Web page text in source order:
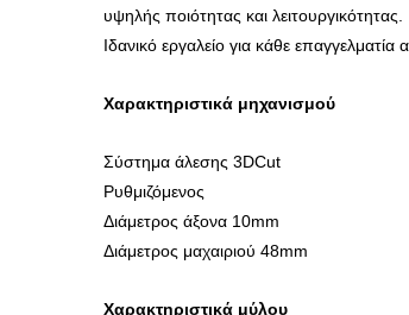
υψηλής ποιότητας και λειτουργικότητας.
Ιδανικό εργαλείο για κάθε επαγγελματία
Χαρακτηριστικά μηχανισμού
Σύστημα άλεσης 3DCut
Ρυθμιζόμενος
Διάμετρος άξονα 10mm
Διάμετρος μαχαιριού 48mm
Χαρακτηριστικά μύλου